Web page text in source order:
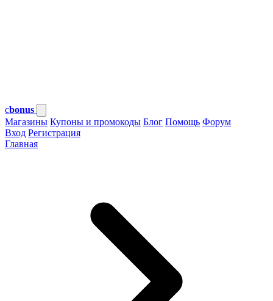
cbonus
Магазины Купоны и промокоды Блог Помощь Форум
Вход Регистрация
Главная